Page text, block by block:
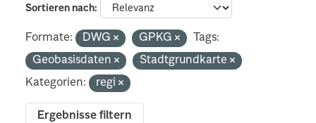
Sortieren nach
Formate: DWG GPKG
Tags:
Geobasisdaten
Stadtgrundkarte
Kategorien:
regi
Ergebnisse filtern